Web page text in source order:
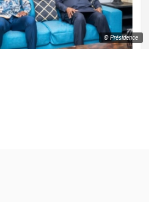
© Présidence